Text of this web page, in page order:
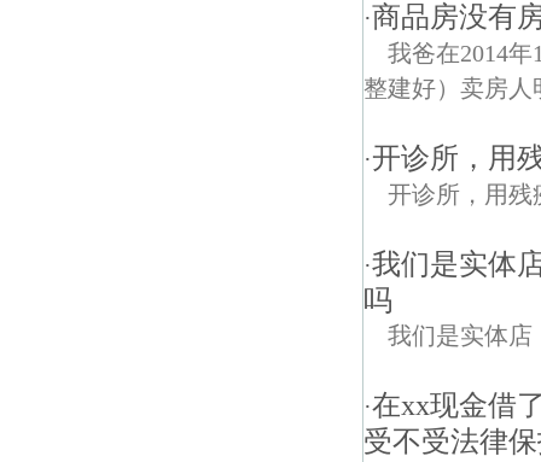
·商品房没有
我爸在2014
整建好）卖房人
·开诊所，用
开诊所，用残
·我们是实体
吗
我们是实体店
·在xx现金借
受不受法律